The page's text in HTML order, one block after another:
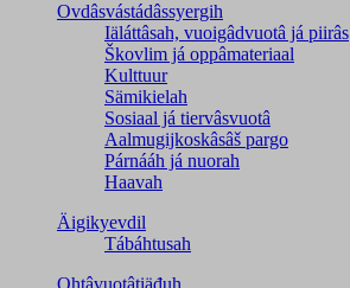
Ovdâsvástádâssyergih
Iäláttâsah, vuoigâdvuotâ já piirâs
Škovlim já oppâmateriaal
Kulttuur
Sämikielah
Sosiaal já tiervâsvuotâ
Aalmugijkoskâsâš pargo
Párnááh já nuorah
Haavah
Äigikyevdil
Tábáhtusah